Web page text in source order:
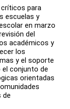
para
escuelas y
en marzo
del
académicos y
los
y el soporte
conjunto de
orientadas
de